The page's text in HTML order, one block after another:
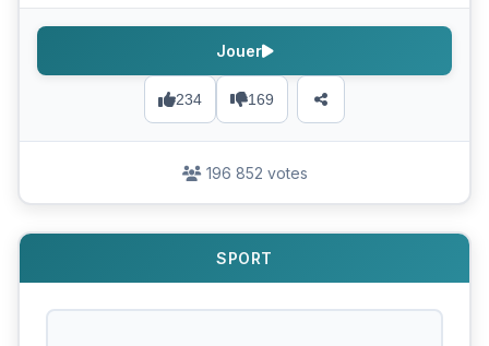
234 169
Jouer
196 852 votes
SPORT